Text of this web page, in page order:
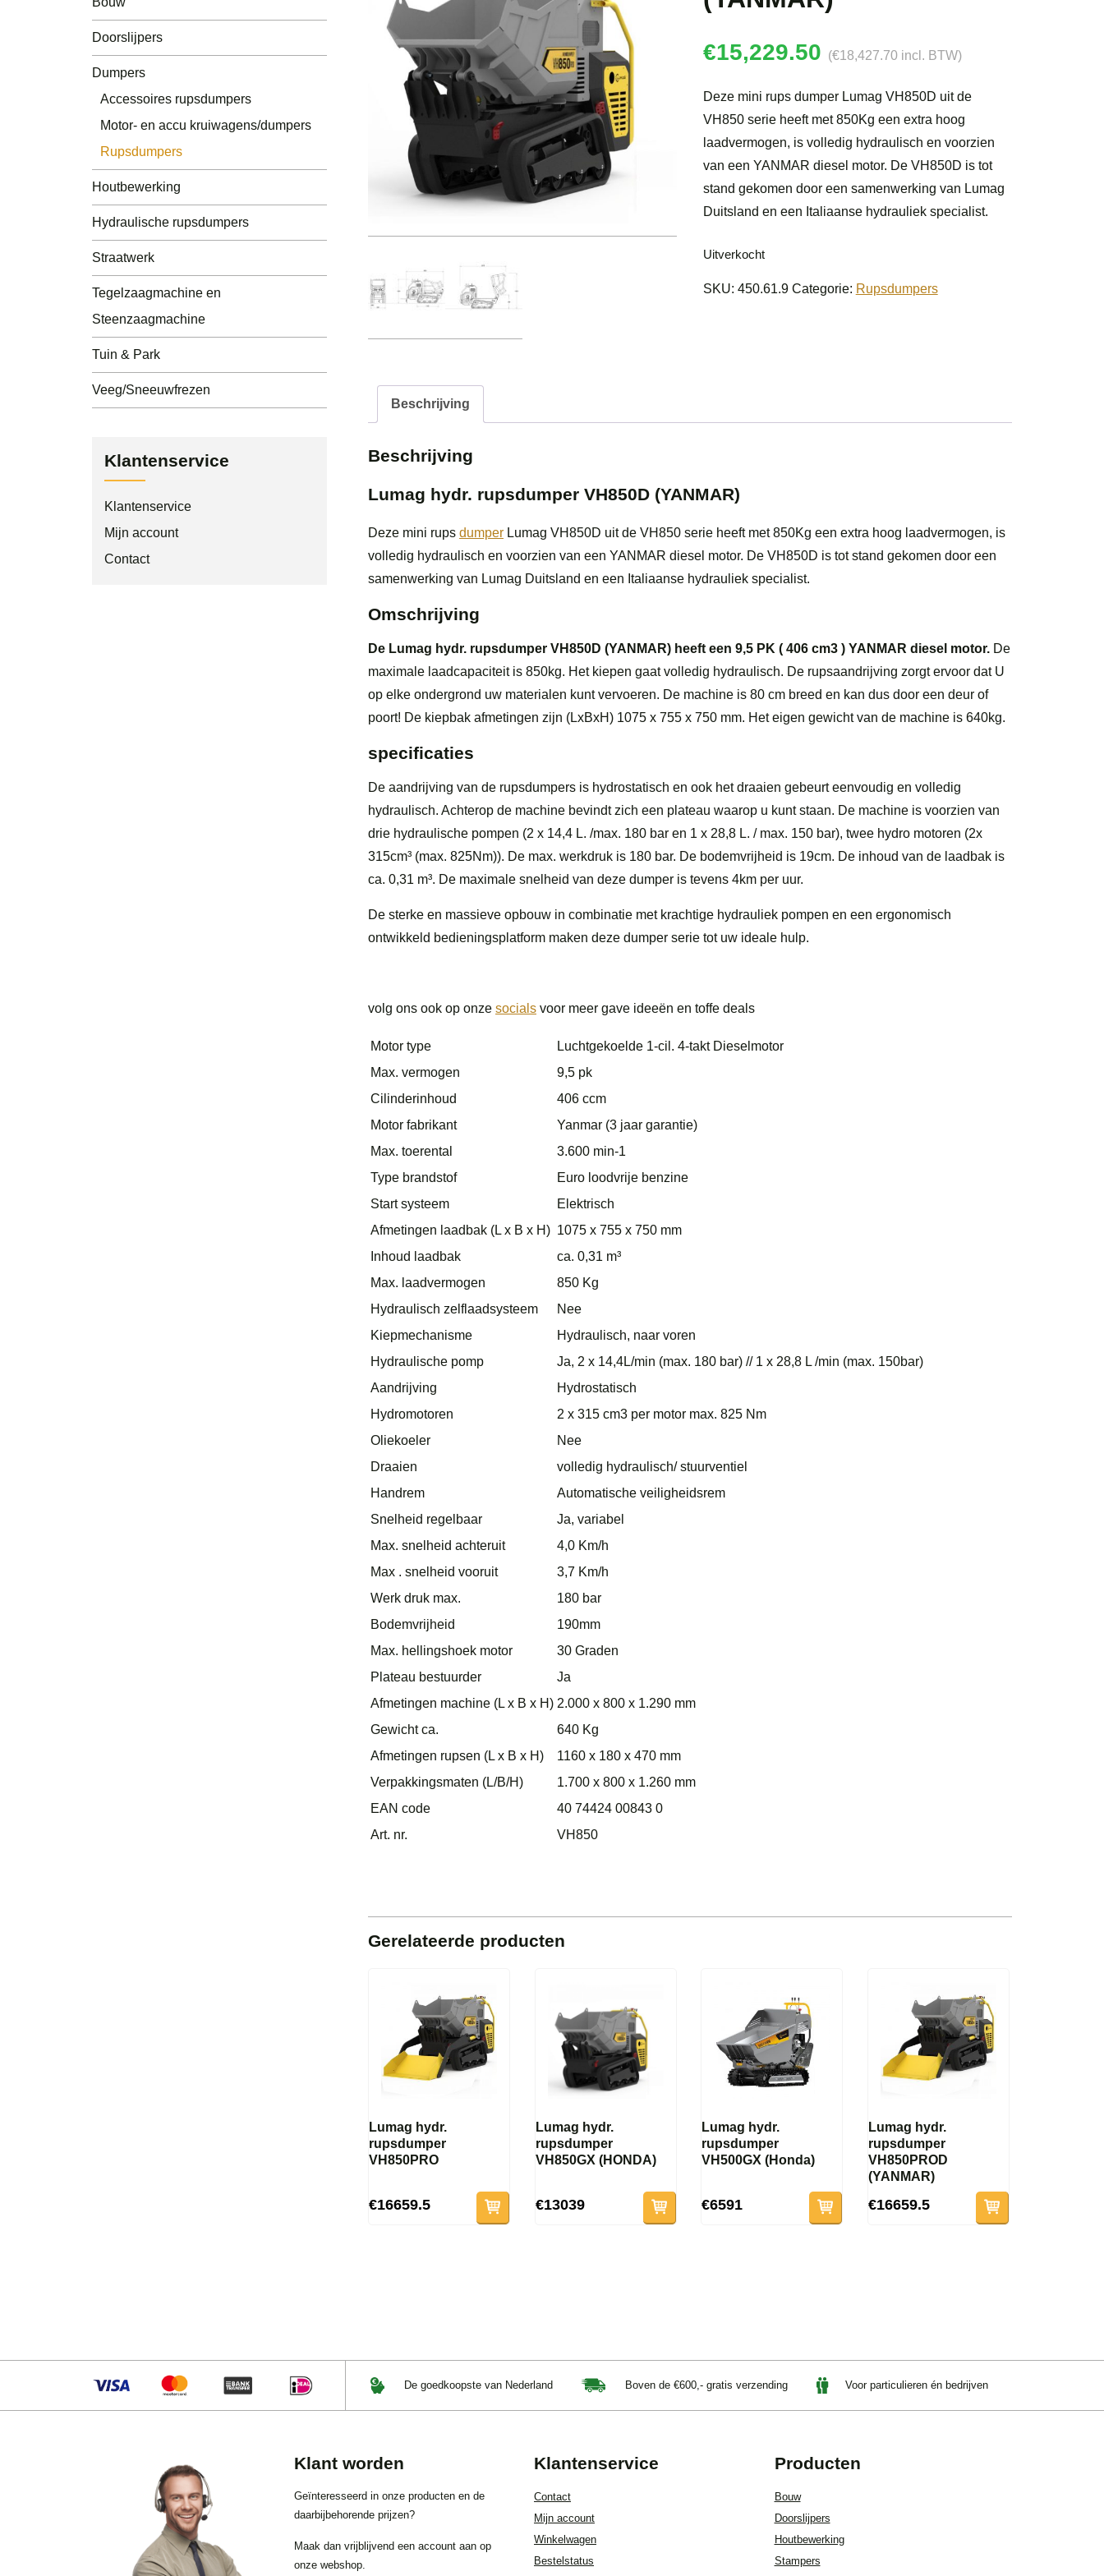
Tegelzaagmachine en
Steenzaagmachine
Accessoires Doorslijpers
€15,229.50 (€18,427.70incl. BTW)
Deze mini rups dumper Lumag VH850D uit de
VH850 serie heeft met 850Kg een extra hoog
laadvermogen, is volledig hydraulisch en voorzien
van een YANMAR diesel motor. De VH850D is tot
stand gekomen door een samenwerking van Lumag
Duitsland en een Italiaanse hydrauliek specialist.
Uitverkocht
SKU: 450.61.9 Categorie: Rupsdumpers
Beschrijving
Beschrijving
Lumag hydr. rupsdumper VH850D (YANMAR)
Deze mini rups dumper Lumag VH850D uit de VH850 serie heeft met 850Kg een extra hoog laadvermogen, is
volledig hydraulisch en voorzien van een YANMAR diesel motor. De VH850D is tot stand gekomen door een
samenwerking van Lumag Duitsland en een Italiaanse hydrauliek specialist.
Omschrijving
De Lumag hydr. rupsdumper VH850D (YANMAR) heeft een 9,5 PK ( 406 cm3 ) YANMAR diesel motor. De
maximale laadcapaciteit is 850kg. Het kiepen gaat volledig hydraulisch. De rupsaandrijving zorgt ervoor dat U
op elke ondergrond uw materialen kunt vervoeren. De machine is 80 cm breed en kan dus door een deur of
poort! De kiepbak afmetingen zijn (LxBxH) 1075 x 755 x 750 mm. Het eigen gewicht van de machine is 640kg.
specificaties
De aandrijving van de rupsdumpers is hydrostatisch en ook het draaien gebeurt eenvoudig en volledig
hydraulisch. Achterop de machine bevindt zich een plateau waarop u kunt staan. De machine is voorzien van
drie hydraulische pompen (2 x 14,4 L. /max. 180 bar en 1 x 28,8 L. / max. 150 bar), twee hydro motoren (2x
315cm³ (max. 825Nm)). De max. werkdruk is 180 bar. De bodemvrijheid is 19cm. De inhoud van de laadbak is
ca. 0,31 m³. De maximale snelheid van deze dumper is tevens 4km per uur.
De sterke en massieve opbouw in combinatie met krachtige hydrauliek pompen en een ergonomisch
ontwikkeld bedieningsplatform maken deze dumper serie tot uw ideale hulp.
volg ons ook op onze socials voor meer gave ideeën en toffe deals
Motor type
Luchtgekoelde 1-cil. 4-takt Dieselmotor
Max. vermogen
9,5 pk
Cilinderinhoud
406 ccm
Motor fabrikant
Yanmar (3 jaar garantie)
Max. toerental
3.600 min-1
Type brandstof
Euro loodvrije benzine
Start systeem
Elektrisch
Afmetingen laadbak (L x B x H) 1075 x 755 x 750 mm
Inhoud laadbak
ca. 0,31 m³
Max. laadvermogen
850 Kg
Hydraulisch zelflaadsysteem
Nee
Kiepmechanisme
Hydraulisch, naar voren
Hydraulische pomp
Ja, 2 x 14,4L/min (max. 180 bar) // 1 x 28,8 L /min (max. 150bar)
Aandrijving
Hydrostatisch
Hydromotoren
2 x 315 cm3 per motor max. 825 Nm
Oliekoeler
Nee
Draaien
volledig hydraulisch/ stuurventiel
Handrem
Automatische veiligheidsrem
Snelheid regelbaar
Ja, variabel
Max. snelheid achteruit
4,0 Km/h
Max . snelheid vooruit
3,7 Km/h
Werk druk max.
180 bar
Bodemvrijheid
190mm
Max. hellingshoek motor
30 Graden
Plateau bestuurder
Ja
Afmetingen machine (L x B x H) 2.000 x 800 x 1.290 mm
Gewicht ca.
640 Kg
Afmetingen rupsen (L x B x H)
1160 x 180 x 470 mm
Verpakkingsmaten (L/B/H)
1.700 x 800 x 1.260 mm
EAN code
40 74424 00843 0
Art. nr.
VH850
Gerelateerde producten
Lumag hydr.
rupsdumper
VH850PRO
€16659.5
Lumag hydr.
rupsdumper
VH850GX (HONDA)
€13039
Lumag hydr.
rupsdumper
VH500GX (Honda)
€6591
Lumag hydr.
rupsdumper
VH850PROD
(YANMAR)
€16659.5
Doorslijpers
Dumpers
Accessoires rupsdumpers
Motor- en accu kruiwagens/dumpers
Rupsdumpers
Houtbewerking
Hydraulische rupsdumpers
Straatwerk
Tegelzaagmachine en
Steenzaagmachine
Tuin & Park
Veeg/Sneeuwfrezen
Klantenservice
Klantenservice
Mijn account
Contact
De goedkoopste van Nederland Boven de €600,- gratis verzending Voor particulieren én bedrijven
Klant worden
Geïnteresseerd in onze producten en de
daarbijbehorende prijzen?
Maak dan vrijblijvend een account aan op
onze webshop.
Klantenservice
Contact
Mijn account
Winkelwagen
Bestelstatus
Producten
Bouw
Doorslijpers
Houtbewerking
Stampers